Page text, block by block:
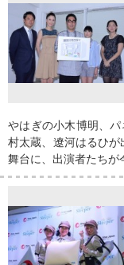
やはぎの小木博明、
村太蔵、遼河はるひ
舞台に、出演者たちが